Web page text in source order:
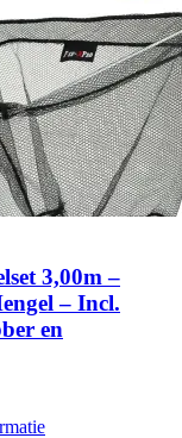
3,00m –
– Incl.
en